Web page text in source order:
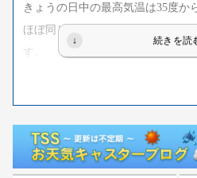
きょうの日中の最高気温は35度か
ほぼ同じくらいで、平年より3度
す。
のどが渇く前に水分を補給し、
けるでしょう。
おおむね晴れる所が多いものの